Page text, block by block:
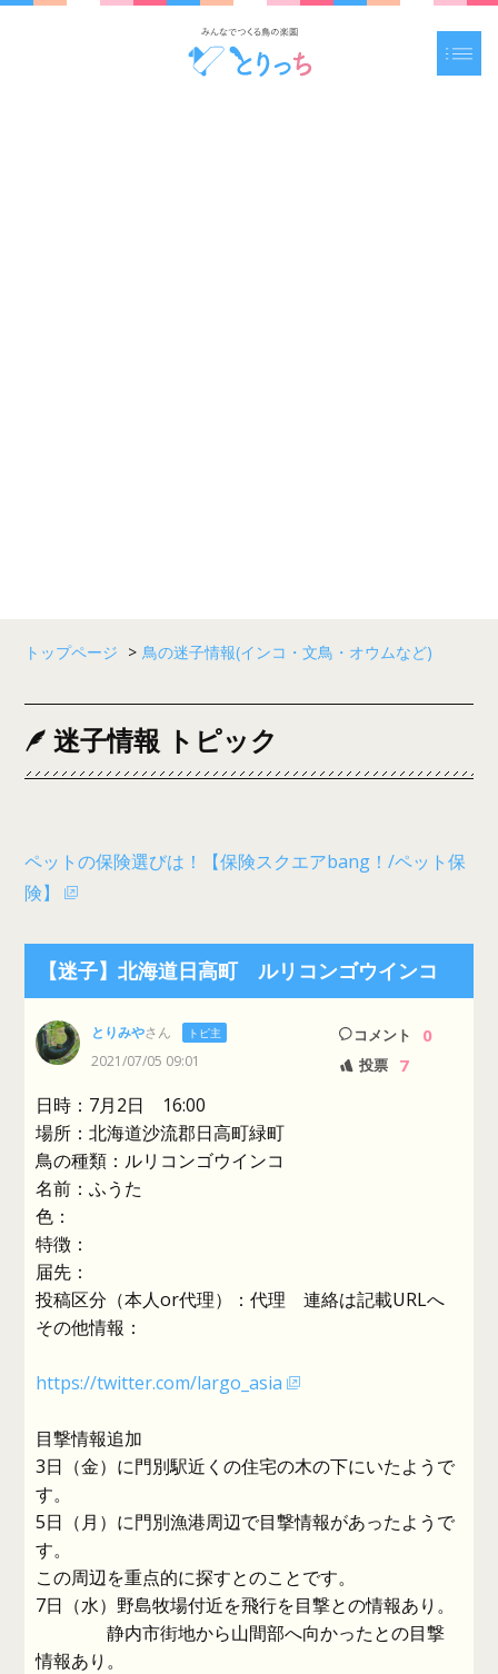
トップページ > 鳥の迷子情報(インコ・文鳥・オウムなど)
迷子情報 トピック
ペットの保険選びは！【保険スクエアbang！/ペット保
険】
【迷子】北海道日高町 ルリコンゴウインコ
とりみやさん トピ主
2021/07/05 09:01
コメント 0
投票 7
日時：7月2日 16:00
場所：北海道沙流郡日高町緑町
鳥の種類：ルリコンゴウインコ
名前：ふうた
色：
特徴：
届先：
投稿区分（本人or代理）：代理 連絡は記載URLへ
その他情報：
https://twitter.com/largo_asia
目撃情報追加
3日（金）に門別駅近くの住宅の木の下にいたようで
す。
5日（月）に門別漁港周辺で目撃情報があったようで
す。
この周辺を重点的に探すとのことです。
7日（水）野島牧場付近を飛行を目撃との情報あり。
静内市街地から山間部へ向かったとの目撃
情報あり。